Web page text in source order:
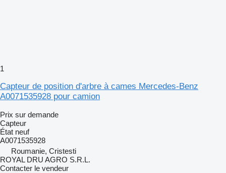
1
Capteur de position d'arbre à cames Mercedes-Benz
A0071535928 pour camion
Prix sur demande
Capteur
État neuf
A0071535928
Roumanie, Cristesti
ROYAL DRU AGRO S.R.L.
Contacter le vendeur